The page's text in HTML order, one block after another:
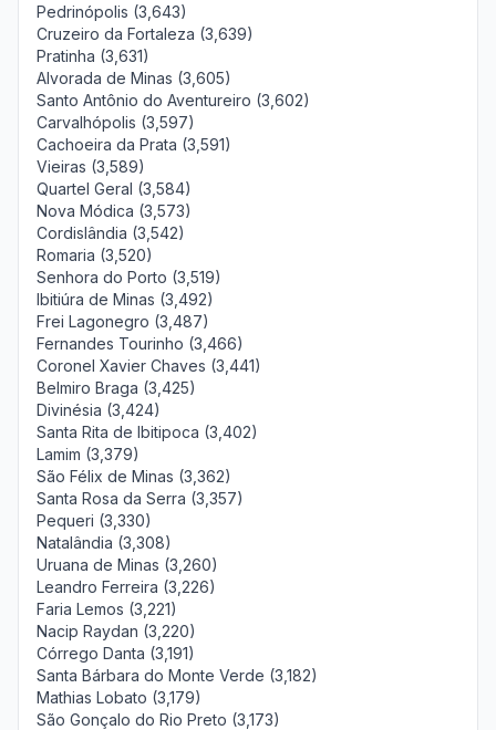
Pedrinópolis (3,643)
Cruzeiro da Fortaleza (3,639)
Pratinha (3,631)
Alvorada de Minas (3,605)
Santo Antônio do Aventureiro (3,602)
Carvalhópolis (3,597)
Cachoeira da Prata (3,591)
Vieiras (3,589)
Quartel Geral (3,584)
Nova Módica (3,573)
Cordislândia (3,542)
Romaria (3,520)
Senhora do Porto (3,519)
Ibitiúra de Minas (3,492)
Frei Lagonegro (3,487)
Fernandes Tourinho (3,466)
Coronel Xavier Chaves (3,441)
Belmiro Braga (3,425)
Divinésia (3,424)
Santa Rita de Ibitipoca (3,402)
Lamim (3,379)
São Félix de Minas (3,362)
Santa Rosa da Serra (3,357)
Pequeri (3,330)
Natalândia (3,308)
Uruana de Minas (3,260)
Leandro Ferreira (3,226)
Faria Lemos (3,221)
Nacip Raydan (3,220)
Córrego Danta (3,191)
Santa Bárbara do Monte Verde (3,182)
Mathias Lobato (3,179)
São Gonçalo do Rio Preto (3,173)